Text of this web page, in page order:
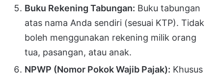
Buku Rekening Tabungan: Buku tabungan
atas nama Anda sendiri (sesuai KTP). Tidak
boleh menggunakan rekening milik orang
tua, pasangan, atau anak.
NPWP (Nomor Pokok Wajib Pajak): Khusus